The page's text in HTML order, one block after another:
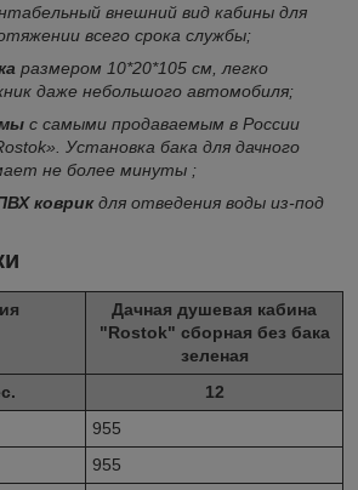
внешний вид кабины для
всего срока службы;
размером 10*20*105 см, легко
даже небольшого автомобиля;
с самыми продаваемым в России
Установка бака для дачного
не более минуты ;
коврикдля отведения воды из-под
Дачная душевая кабина
"Rostok" сборная без бака
зеленая
12
955
955